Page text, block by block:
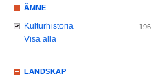
ÄMNE
Kulturhistoria 196
Visa alla
LANDSKAP